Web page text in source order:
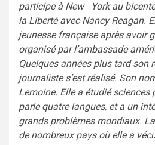
participe à New York au
la Liberté avec Nancy Reagan.
jeunesse française après avoir
organisé par l’ambassade
Quelques années plus tard son
journaliste s’est réalisé. Son
Lemoine. Elle a étudié sciences
parle quatre langues, et a un
grands problèmes mondiaux.
de nombreux pays où elle a